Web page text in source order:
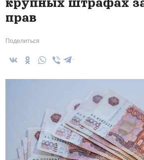
крупных штрафах
прав
Поделиться